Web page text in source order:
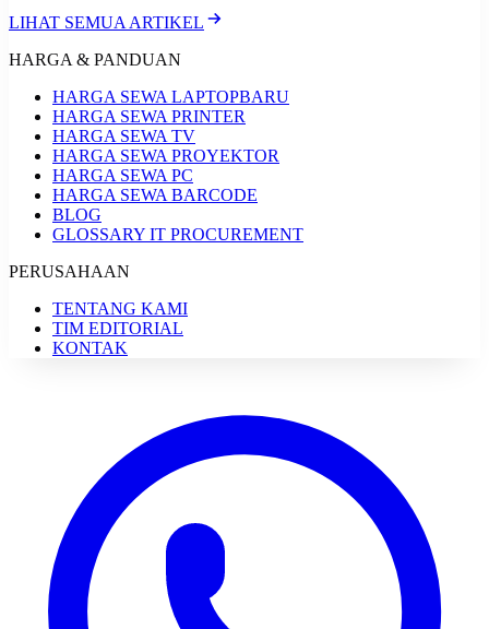
LIHAT SEMUA ARTIKEL
HARGA & PANDUAN
HARGA SEWA LAPTOPBARU
HARGA SEWA PRINTER
HARGA SEWA TV
HARGA SEWA PROYEKTOR
HARGA SEWA PC
HARGA SEWA BARCODE
BLOG
GLOSSARY IT PROCUREMENT
PERUSAHAAN
TENTANG KAMI
TIM EDITORIAL
KONTAK